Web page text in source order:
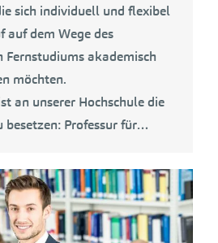
sich individuell und flexibel
auf dem Wege des
Fernstudiums akademisch
möchten.
an unserer Hochschule die
besetzen: Professur für…